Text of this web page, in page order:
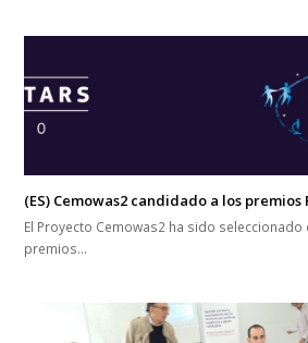
(ES) Cemowas2 candidado a los premios
El Proyecto Cemowas2 ha sido
premios…